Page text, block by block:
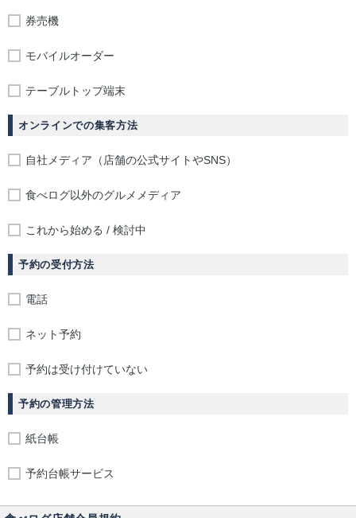
券売機
モバイルオーダー
テーブルトップ端末
オンラインでの集客方法
自社メディア（店舗の公式サイトやSNS）
食べログ以外のグルメメディア
これから始める / 検討中
予約の受付方法
電話
ネット予約
予約は受け付けていない
予約の管理方法
紙台帳
予約台帳サービス